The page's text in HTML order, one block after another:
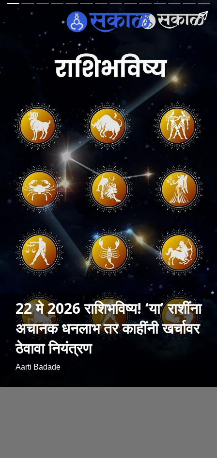
22 मे 2026 राशिभविष्य! ‘या’ राशींना
अचानक धनलाभ तर काहींनी खर्चावर
ठेवावा नियंत्रण
Aarti Badade